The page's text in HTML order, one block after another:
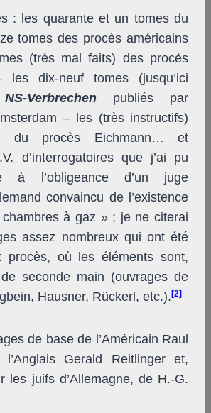
: les quarante et un tomes du
tomes des procès américains
(très mal faits) des procès
les dix-neuf tomes (jusqu’ici
NS-Verbrechen publiés par
– les (très instructifs)
du procès Eichmann… et
d’interrogatoires que j’ai pu
à l’obligeance d’un juge
convaincu de l’existence
à gaz » ; je ne citerai
assez nombreux qui ont été
procès, où les éléments sont,
seconde main (ouvrages de
Hausner, Rückerl, etc.). [2]
de base de l’Américain Raul
Gerald Reitlinger et,
les juifs d’Allemagne, de H.-G.